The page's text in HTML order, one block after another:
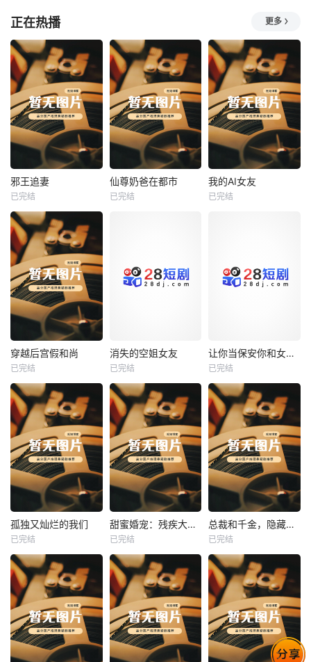
正在热播 更多
热播
邪王追妻
未知
邪王追妻
已完结
热播
仙尊奶爸在都市
已完结
热播
我的AI女友
我的AI女友
已完结
热播
未知
穿越后宫假和尚
已完结
热播
未知
消失的空姐女友
已完结
热播
未知
让你当保安你和女业主谈恋爱
已完结
热播
未知
孤独又灿烂的我们
已完结
热播
未知
甜蜜婚宠：残疾大佬夜夜撩
已完结
热播
未知
总裁和千金，隐藏身份闪婚了
已完结